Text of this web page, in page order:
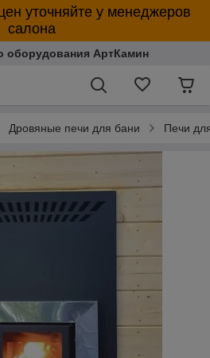
уточняйте у менеджеров
салона
оборудования АртКамин
Дровяные печи для бани Печи